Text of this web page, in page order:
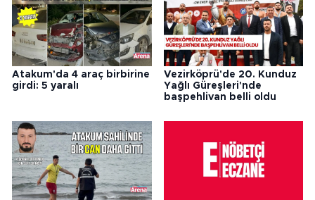
Atakum'da 4 araç birbirine
girdi: 5 yaralı
Vezirköprü'de 20. Kunduz
Yağlı Güreşleri'nde
başpehlivan belli oldu